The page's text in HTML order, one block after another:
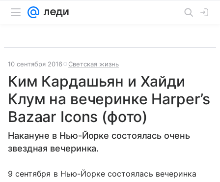
10 сентября 2016 Светская жизнь
Ким Кардашьян и Хайди
Клум на вечеринке Harper’s
Bazaar Icons (фото)
Накануне в Нью-Йорке состоялась очень
звездная вечеринка.
9 сентября в Нью-Йорке состоялась вечеринка